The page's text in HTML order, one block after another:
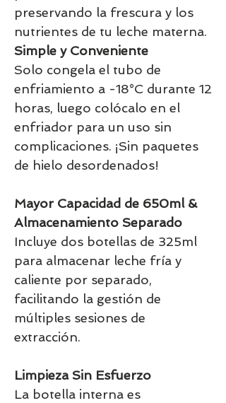
preservando la frescura y los
nutrientes de tu leche materna.
Simple y Conveniente
Solo congela el tubo de
enfriamiento a -18°C durante 12
horas, luego colócalo en el
enfriador para un uso sin
complicaciones. ¡Sin paquetes
de hielo desordenados!
Mayor Capacidad de 650ml &
Almacenamiento Separado
Incluye dos botellas de 325ml
para almacenar leche fría y
caliente por separado,
facilitando la gestión de
múltiples sesiones de
extracción.
Limpieza Sin Esfuerzo
La botella interna es